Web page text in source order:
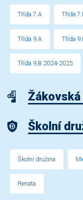
Třída 7.A Třída
Třída 9.A Třída
Třída 9.B 2024-2025
Školní
Školní družina
Renata